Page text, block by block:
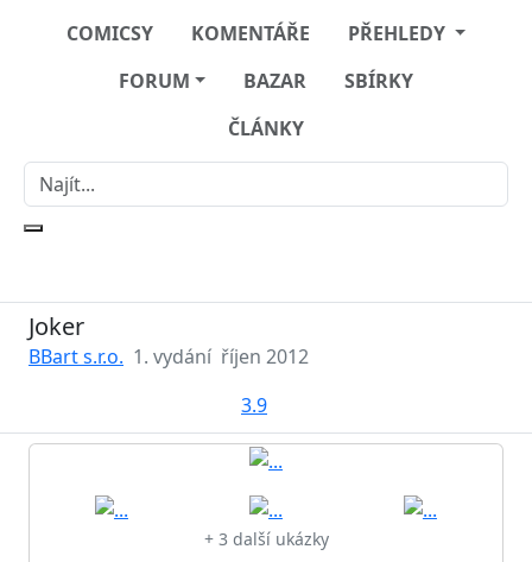
COMICSY KOMENTÁŘE
PŘEHLEDY
FORUM
BAZAR
SBÍRKY
ČLÁNKY
Joker
BBart s.r.o. 1. vydání říjen 2012
3.9
+ 3 další ukázky